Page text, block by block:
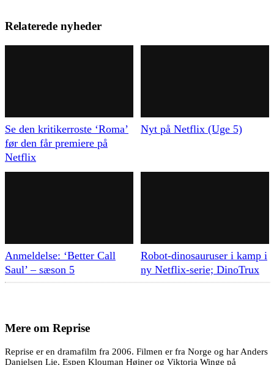
Relaterede nyheder
Se den kritikerroste ‘Roma’
før den får premiere på
Netflix
Nyt på Netflix (Uge 5)
Anmeldelse: ‘Better Call
Saul’ – sæson 5
Robot-dinosauruser i kamp i
ny Netflix-serie; DinoTrux
Mere om Reprise
Reprise er en dramafilm fra 2006. Filmen er fra Norge og har Anders
Danielsen Lie, Espen Klouman Høiner og Viktoria Winge på